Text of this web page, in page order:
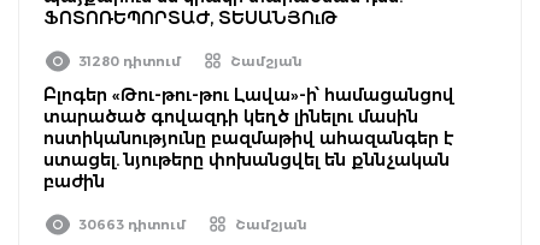
ՖՈՏՈՌԵՊՈՐՏԱԺ, ՏԵՍԱՆՅՈւԹ
31280 դիտում Շամշյան
Բլոգեր «Թու-թու-թու Լավա»-ի՝ համացանցով
տարածած գովազդի կեղծ լինելու մասին
ոստիկանությունը բազմաթիվ ահազանգեր է
ստացել. նյութերը փոխանցվել են քննչական
բաժին
30663 դիտում Շամշյան